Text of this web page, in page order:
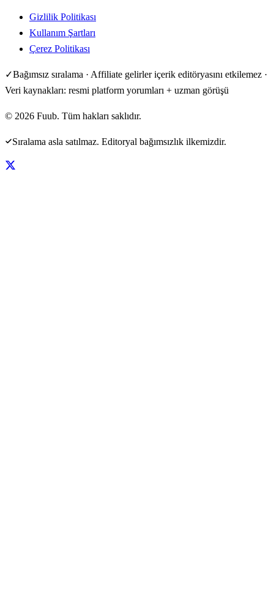
Gizlilik Politikası
Kullanım Şartları
Çerez Politikası
✓Bağımsız sıralama · Affiliate gelirler içerik editöryasını etkilemez ·
Veri kaynakları: resmi platform yorumları + uzman görüşü
© 2026 Fuub. Tüm hakları saklıdır.
Sıralama asla satılmaz. Editoryal bağımsızlık ilkemizdir.